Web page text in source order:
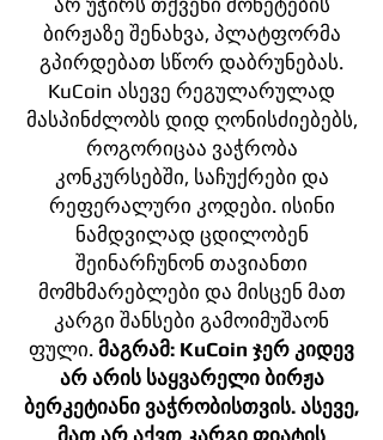
არ უჭირს თქვენი მონეტების
ბირჟაზე შენახვა, პლატფორმა
გპირდებათ სწორ დაბრუნებას.
KuCoin ასევე რეგულარულად
მასპინძლობს დიდ ღონისძიებებს,
როგორიცაა ვაჭრობა
კონკურსებში, საჩუქრები და
რეფერალური კოდები. ისინი
ნამდვილად ცდილობენ
შეინარჩუნონ თავიანთი
მომხმარებლები და მისცენ მათ
კარგი შანსები გამოიმუშაონ
ფული. მაგრამ: KuCoin ჯერ კიდევ
არ არის საყვარელი ბირჟა
ბერკეტიანი ვაჭრობისთვის. ასევე,
მათ არ აქვთ კარგი ფიატის